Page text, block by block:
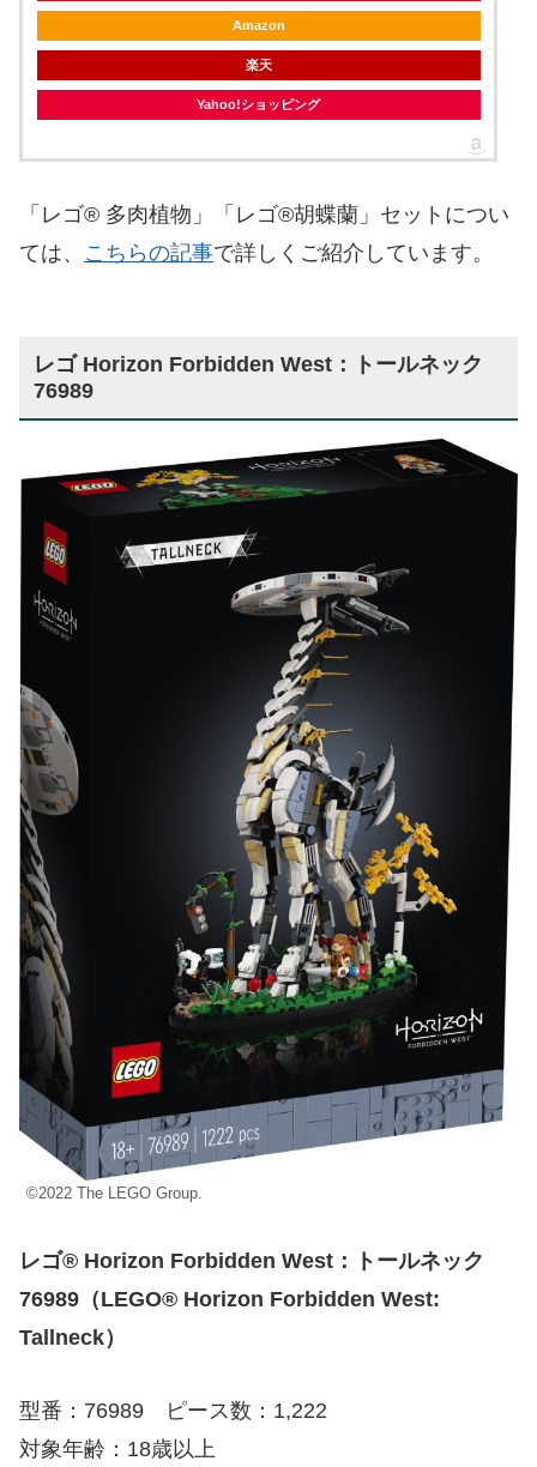
Amazon
楽天
Yahoo!ショッピング
「レゴ® 多肉植物」「レゴ®胡蝶蘭」セットについ
ては、 こちらの記事で詳しくご紹介しています。
レゴ Horizon Forbidden West：トールネック
76989
©2022 The LEGO Group.
レゴ® Horizon Forbidden West：トールネック
76989（LEGO® Horizon Forbidden West:
Tallneck）
型番：76989 ピース数：1,222
対象年齢：18歳以上